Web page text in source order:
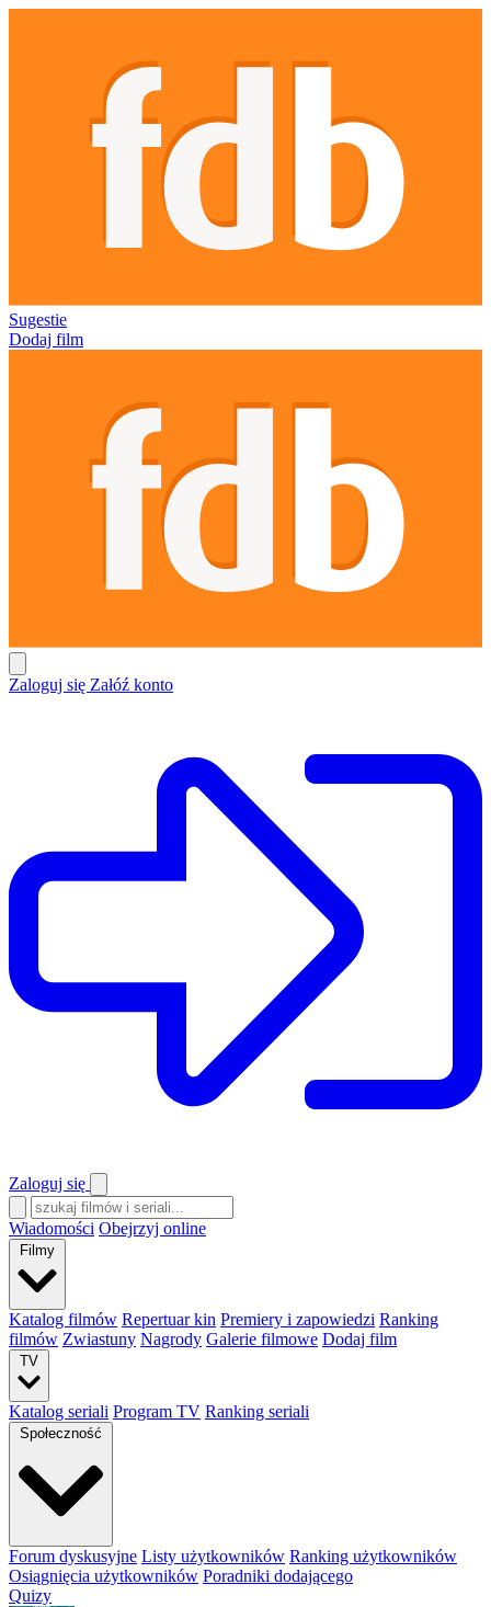
Sugestie
Dodaj film
Zaloguj się Załóź konto
Zaloguj się
Wiadomości Obejrzyj online
Filmy
Katalog filmów Repertuar kin Premiery i zapowiedzi Ranking
filmów Zwiastuny Nagrody Galerie filmowe Dodaj film
TV
Katalog seriali Program TV Ranking seriali
Społeczność
Forum dyskusyjne Listy użytkowników Ranking użytkowników
Osiągnięcia użytkowników Poradniki dodającego
Quizy